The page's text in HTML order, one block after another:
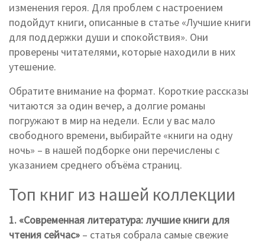
изменения героя. Для проблем с настроением
подойдут книги, описанные в статье «Лучшие книги
для поддержки души и спокойствия». Они
проверены читателями, которые находили в них
утешение.
Обратите внимание на формат. Короткие рассказы
читаются за один вечер, а долгие романы
погружают в мир на недели. Если у вас мало
свободного времени, выбирайте «книги на одну
ночь» – в нашей подборке они перечислены с
указанием среднего объёма страниц.
Топ книг из нашей коллекции
1. «Современная литература: лучшие книги для
чтения сейчас» – статья собрала самые свежие